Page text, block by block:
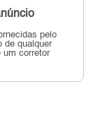
pelo
de qualquer
um corretor